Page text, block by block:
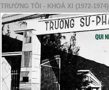
TRƯỜNG TÔI - KHOÁ XI (1972-1974)